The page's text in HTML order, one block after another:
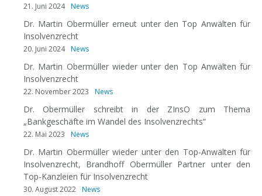
21. Juni 2024 News
Dr. Martin Obermüller erneut unter den Top Anwälten für
Insolvenzrecht
20. Juni 2024 News
Dr. Martin Obermüller wieder unter den Top Anwälten für
Insolvenzrecht
22. November 2023 News
Dr. Obermüller schreibt in der ZInsO zum Thema
„Bankgeschäfte im Wandel des Insolvenzrechts“
22. Mai 2023 News
Dr. Martin Obermüller wieder unter den Top-Anwälten für
Insolvenzrecht, Brandhoff Obermüller Partner unter den
Top-Kanzleien für Insolvenzrecht
30. August 2022 News